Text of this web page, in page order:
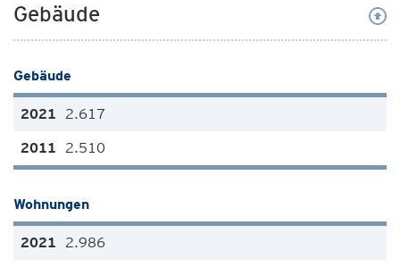
Gebäude
Gebäude
2.617
2.510
Wohnungen
2.986